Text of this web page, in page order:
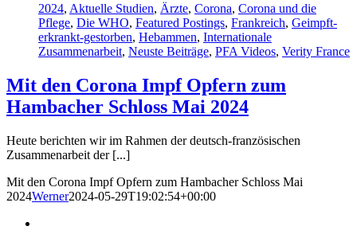
2024, Aktuelle Studien, Ärzte, Corona, Corona und die
Pflege, Die WHO, Featured Postings, Frankreich, Geimpft-
erkrankt-gestorben, Hebammen, Internationale
Zusammenarbeit, Neuste Beiträge, PFA Videos, Verity France
Mit den Corona Impf Opfern zum
Hambacher Schloss Mai 2024
Heute berichten wir im Rahmen der deutsch-französischen
Zusammenarbeit der [...]
Mit den Corona Impf Opfern zum Hambacher Schloss Mai
2024Werner2024-05-29T19:02:54+00:00